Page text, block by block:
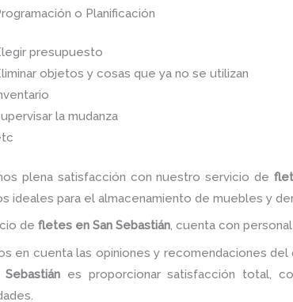
o Planificación
presupuesto
objetos y cosas que ya no se utilizan
la mudanza
plena satisfacción con nuestro servicio de
ideales para el almacenamiento de muebles y
de fletes en San Sebastián, cuenta con
en cuenta las opiniones y recomendaciones
es proporcionar satisfacción total,